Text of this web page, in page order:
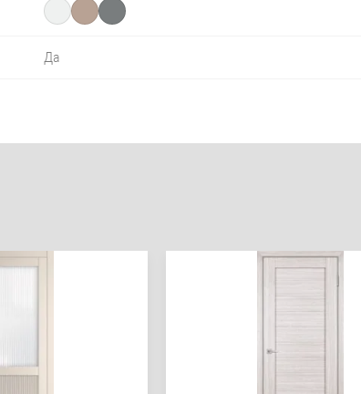
Да